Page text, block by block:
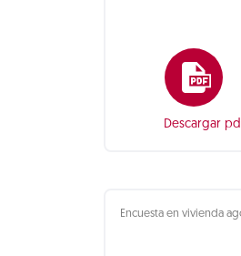
Descargar
Encuesta en vivienda